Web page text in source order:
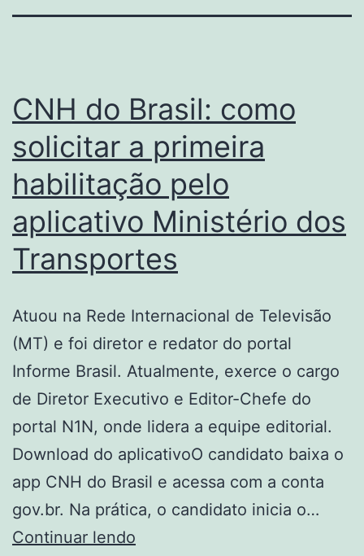
CNH do Brasil: como
solicitar a primeira
habilitação pelo
aplicativo Ministério dos
Transportes
Atuou na Rede Internacional de Televisão
(MT) e foi diretor e redator do portal
Informe Brasil. Atualmente, exerce o cargo
de Diretor Executivo e Editor-Chefe do
portal N1N, onde lidera a equipe editorial.
Download do aplicativoO candidato baixa o
app CNH do Brasil e acessa com a conta
gov.br. Na prática, o candidato inicia o…
Continuar lendo